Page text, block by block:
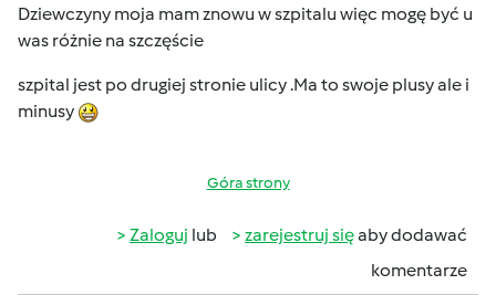
Dziewczyny moja mam znowu w szpitalu więc mogę być u
was różnie na szczęście
szpital jest po drugiej stronie ulicy .Ma to swoje plusy ale i
minusy
Góra strony
Zaloguj lub zarejestruj sięaby dodawać
komentarze